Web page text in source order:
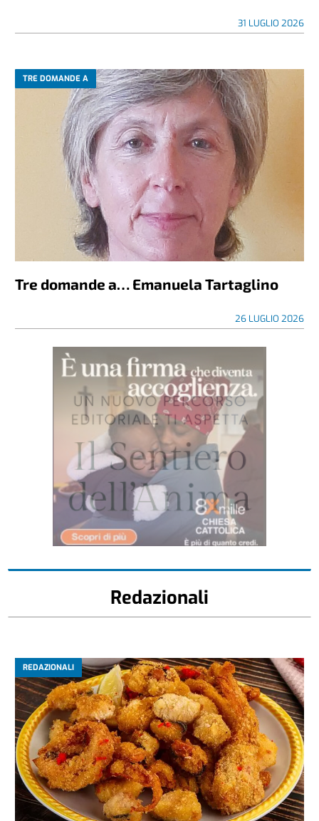
31 LUGLIO 2026
TRE DOMANDE A
Tre domande a… Emanuela Tartaglino
26 LUGLIO 2026
Redazionali
REDAZIONALI